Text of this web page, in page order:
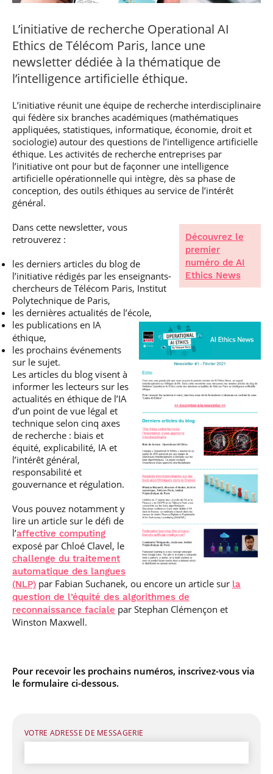
Numérique
responsable : nos
élèves impliqués
Enquête 1er emploi
Parcours Talents : un
Double Diplôme
donnant accès aux
Corps techniques de
l’État
Artificielle en
(admissions closes)
Expert
cybersécurité des
systèmes
Intelligence
Artificielle – Expert
Data & MLops
Intelligence
Artificielle
multimodale et
autonome
Je suis élève en
handicap, comment
Vous êtes admis,
préparez votre
arrivée
Financement
Entreprises &
solutions Mastère
Spécialisé
Brochures &
contacts
Événements des
professionnel
• Diplômé
• Créateur d’entreprise
L’initiative de recherche Operational AI
Ethics de Télécom Paris, lance une
newsletter dédiée à la thématique de
l’intelligence artificielle éthique.
L’initiative réunit une équipe de recherche interdisciplinaire
qui fédère six branches académiques (mathématiques
appliquées, statistiques, informatique, économie, droit et
sociologie) autour des questions de l’intelligence artificielle
éthique. Les activités de recherche entreprises par
l’initiative ont pour but de façonner une intelligence
artificielle opérationnelle qui intègre, dès sa phase de
conception, des outils éthiques au service de l’intérêt
général.
Découvrez le
premier
numéro de AI
Ethics News
Dans cette newsletter, vous
retrouverez :
les derniers articles du blog de
l’initiative rédigés par les enseignants-
chercheurs de Télécom Paris, Institut
Polytechnique de Paris,
les dernières actualités de l’école,
les publications en IA
éthique,
les prochains événements
sur le sujet.
Les articles du blog visent à
informer les lecteurs sur les
actualités en éthique de l’IA
d’un point de vue légal et
technique selon cinq axes
de recherche : biais et
équité, explicabilité, IA et
l’intérêt général,
responsabilité et
gouvernance et régulation.
Vous pouvez notamment y
lire un article sur le défi de
l’affective computing
exposé par Chloé Clavel, le
challenge du traitement
automatique des langues
(NLP) par Fabian Suchanek, ou encore un article sur la
question de l’équité des algorithmes de
reconnaissance faciale par Stephan Clémençon et
Winston Maxwell.
Pour recevoir les prochains numéros, inscrivez-vous via
le formulaire ci-dessous.
VOTRE ADRESSE DE MESSAGERIE